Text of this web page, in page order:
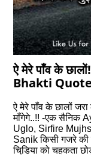
ऐ मेरे पाँव के
Bhakti
ऐ मेरे पाँव के छालों
माँगेगे..!! -एक सैनिक
Uglo, Sirfire
Sanik किसी गजरे की
चिडि़या को चहकता